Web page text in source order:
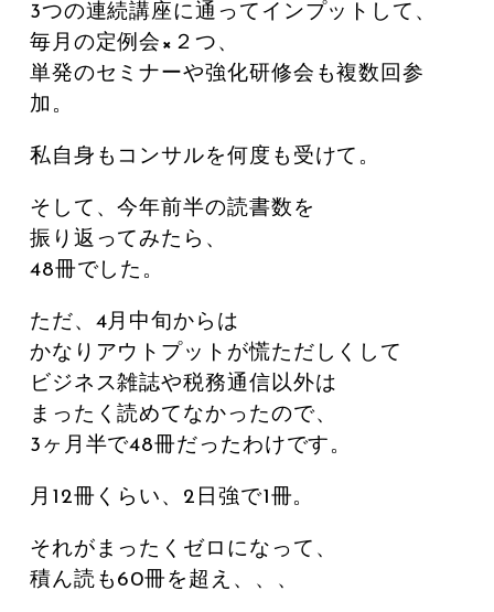
3つの連続講座に通ってインプットして、
毎月の定例会×２つ、
単発のセミナーや強化研修会も複数回参
加。
私自身もコンサルを何度も受けて。
そして、今年前半の読書数を
振り返ってみたら、
48冊でした。
ただ、4月中旬からは
かなりアウトプットが慌ただしくして
ビジネス雑誌や税務通信以外は
まったく読めてなかったので、
3ヶ月半で48冊だったわけです。
月12冊くらい、2日強で1冊。
それがまったくゼロになって、
積ん読も60冊を超え、、、